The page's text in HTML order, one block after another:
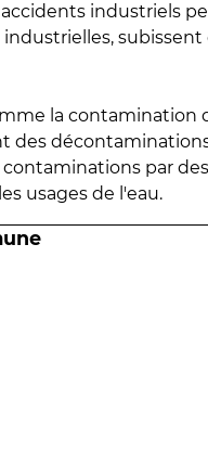
industriels
subissent
la contamination
des
par
usages de l'eau.